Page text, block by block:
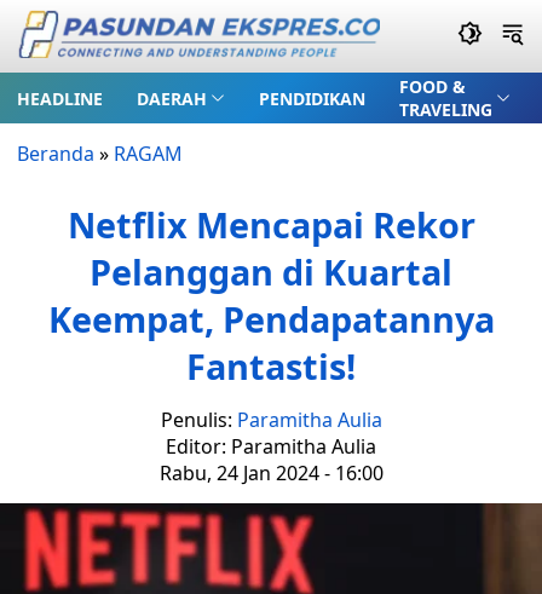
HEADLINE DAERAH PENDIDIKAN
FOOD &
TRAVELING
Beranda » RAGAM
Netflix Mencapai Rekor
Pelanggan di Kuartal
Keempat, Pendapatannya
Fantastis!
Penulis: Paramitha Aulia
Editor: Paramitha Aulia
Rabu, 24 Jan 2024 - 16:00